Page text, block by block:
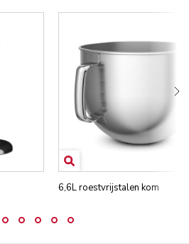
6,6L roestvrijstalen kom